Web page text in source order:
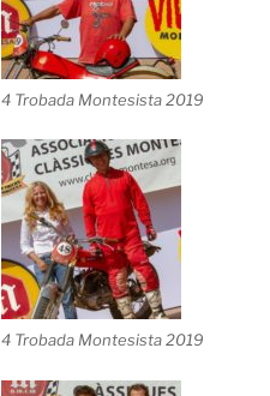
4 Trobada Montesista 2019
4 Trobada Montesista 2019